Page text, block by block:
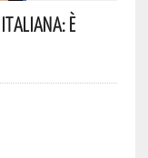
Italiana: È